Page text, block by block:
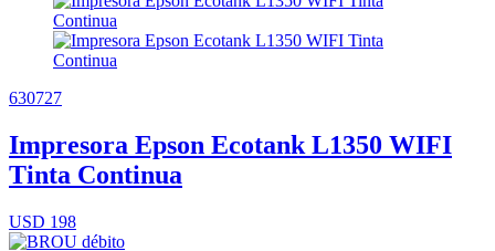
630727
Impresora Epson Ecotank L1350 WIFI
Tinta Continua
USD 198